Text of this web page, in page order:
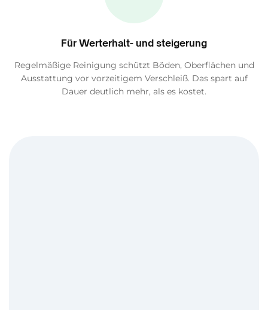
Für Werterhalt- und steigerung
Regelmäßige Reinigung schützt Böden, Oberflächen und
Ausstattung vor vorzeitigem Verschleiß. Das spart auf
Dauer deutlich mehr, als es kostet.